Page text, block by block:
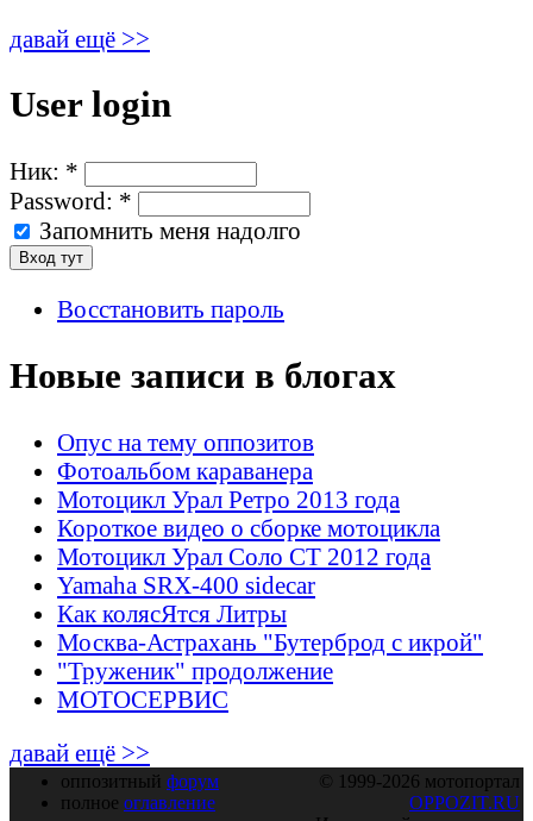
давай ещё >>
User login
Ник: *
Password: *
Запомнить меня надолго
Восстановить пароль
Новые записи в блогах
Опус на тему оппозитов
Фотоальбом караванера
Мотоцикл Урал Ретро 2013 года
Короткое видео о сборке мотоцикла
Мотоцикл Урал Соло СТ 2012 года
Yamaha SRX-400 sidecar
Как колясЯтся Литры
Москва-Астрахань "Бутерброд с икрой"
"Труженик" продолжение
МОТОСЕРВИС
давай ещё >>
оппозитный форум
полное оглавление
© 1999-2026 мотопортал
OPPOZIT.RU